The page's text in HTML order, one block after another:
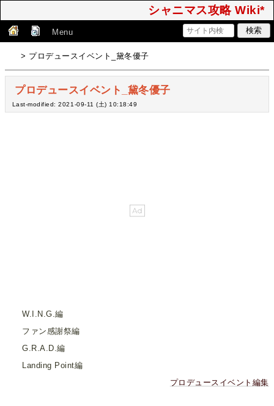
シャニマス攻略 Wiki*
Menu
> プロデュースイベント_黛冬優子
プロデュースイベント_黛冬優子
Last-modified: 2021-09-11 (土) 10:18:49
W.I.N.G.編
ファン感謝祭編
G.R.A.D.編
Landing Point編
プロデュースイベント編集